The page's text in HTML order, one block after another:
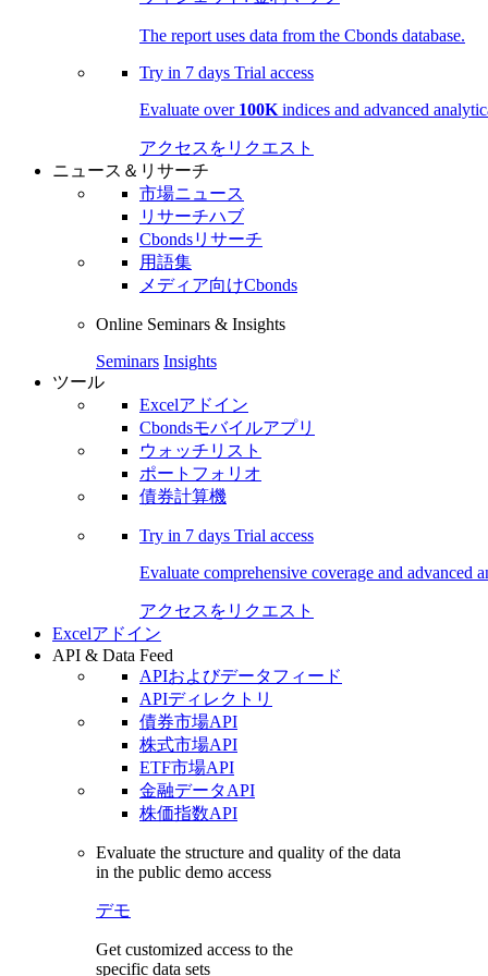
The report uses data from the Cbonds database.
Try in 7 days Trial access
Evaluate over 100K indices and advanced
アクセスをリクエスト
ニュース＆リサーチ
市場ニュース
リサーチハブ
Cbondsリサーチ
用語集
メディア向けCbonds
Online Seminars & Insights
Seminars Insights
ツール
Excelアドイン
Cbondsモバイルアプリ
ウォッチリスト
ポートフォリオ
債券計算機
Try in 7 days Trial access
Evaluate comprehensive coverage and advanced
アクセスをリクエスト
Excelアドイン
API & Data Feed
APIおよびデータフィード
APIディレクトリ
債券市場API
株式市場API
ETF市場API
金融データAPI
株価指数API
Evaluate the structure and quality of the data
in the public demo access
デモ
Get customized access to the
specific data sets